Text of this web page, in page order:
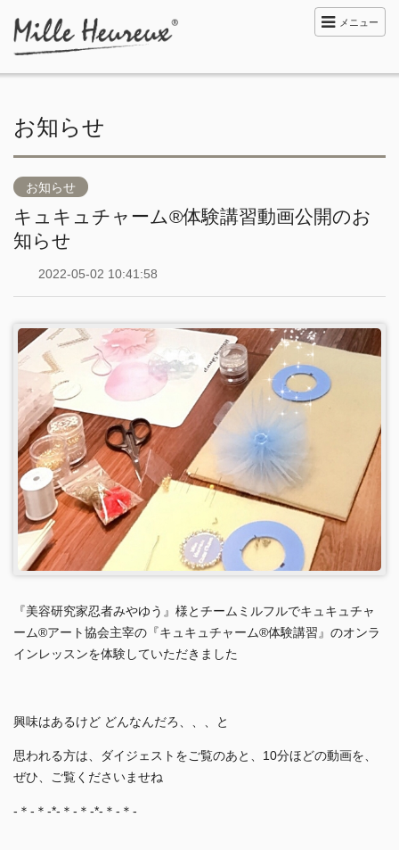
メニュー
お知らせ
お知らせ
キュキュチャーム®︎体験講習動画公開のお
知らせ
2022-05-02 10:41:58
『美容研究家忍者みやゆう』様とチームミルフルでキュキュチャ
ーム®︎アート協会主宰の『キュキュチャーム®︎体験講習』のオンラ
インレッスンを体験していただきました
興味はあるけど どんなんだろ、、、と
思われる方は、ダイジェストをご覧のあと、10分ほどの動画を、
ぜひ、ご覧くださいませね
-＊-＊-*-＊-＊-*-＊-＊-